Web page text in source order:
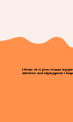
I Praise vil vi gerne fremme
aktiviteter med udgangspunkt i